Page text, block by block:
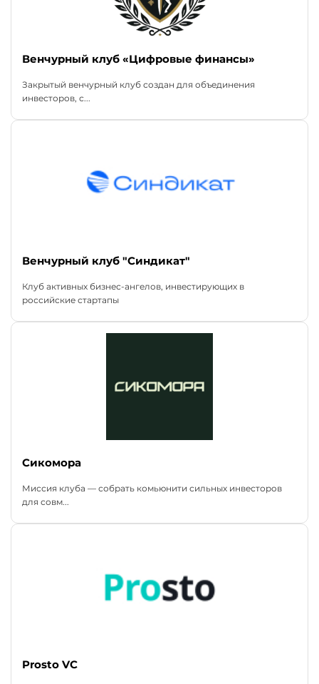
Венчурный клуб «Цифровые финансы»
Закрытый венчурный клуб создан для объединения
инвесторов, с...
Венчурный клуб "Синдикат"
Клуб активных бизнес-ангелов, инвестирующих в
российские стартапы
Сикомора
Миссия клуба — собрать комьюнити сильных инвесторов
для совм...
Prosto VC